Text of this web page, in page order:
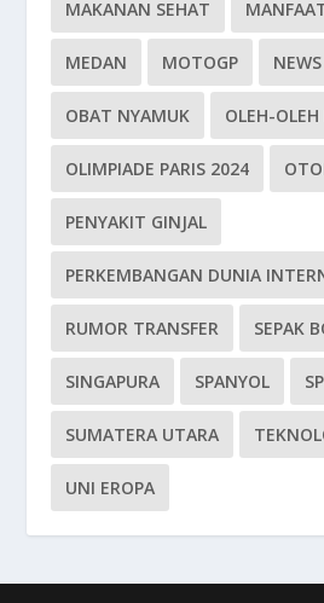
MAKANAN SEHAT
MEDAN MOTOGP NEWS
OBAT NYAMUK OLEH-
OLIMPIADE PARIS 2024
PENYAKIT GINJAL
PERKEMBANGAN DUNIA
RUMOR TRANSFER SEPAK
SINGAPURA SPANYOL
SUMATERA UTARA
UNI EROPA